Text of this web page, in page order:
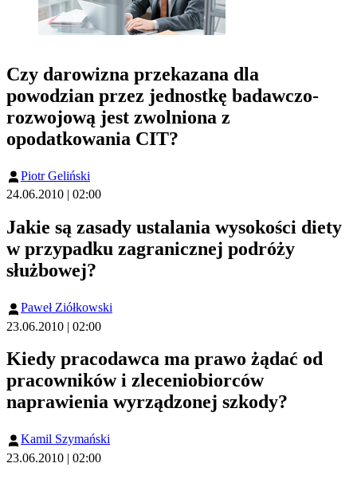
Czy darowizna przekazana dla
powodzian przez jednostkę badawczo-
rozwojową jest zwolniona z
opodatkowania CIT?
Piotr Geliński
24.06.2010 | 02:00
Jakie są zasady ustalania wysokości diety
w przypadku zagranicznej podróży
służbowej?
Paweł Ziółkowski
23.06.2010 | 02:00
Kiedy pracodawca ma prawo żądać od
pracowników i zleceniobiorców
naprawienia wyrządzonej szkody?
Kamil Szymański
23.06.2010 | 02:00